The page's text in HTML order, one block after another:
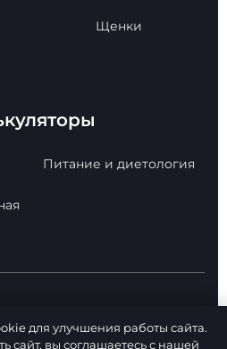
Щенки
Питание и диетология
с сайта -
для улучшения работы сайта.
сайт, вы соглашаетесь с нашей